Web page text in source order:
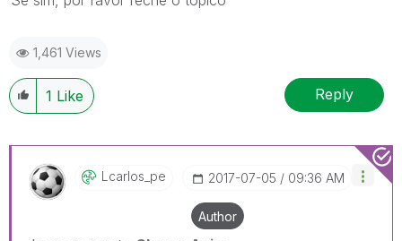
1,461 Views
1 Like Reply
Lcarlos_pe ‎2017-07-05 09:36 AM
Author